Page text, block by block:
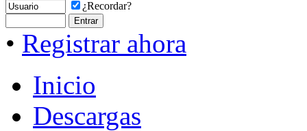
¿Recordar?
• Registrar ahora
Inicio
Descargas